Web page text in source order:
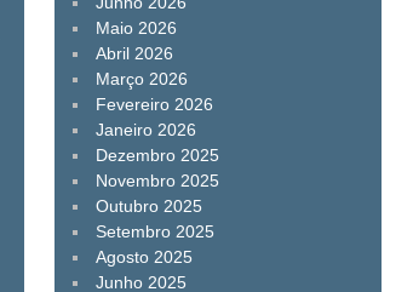
Maio 2026
Abril 2026
Março 2026
Fevereiro 2026
Janeiro 2026
Dezembro 2025
Novembro 2025
Outubro 2025
Setembro 2025
Agosto 2025
Junho 2025